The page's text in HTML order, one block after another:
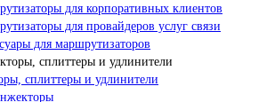
для корпоративных клиентов
для провайдеров услуг связи
для маршрутизаторов
сплиттеры и удлинители